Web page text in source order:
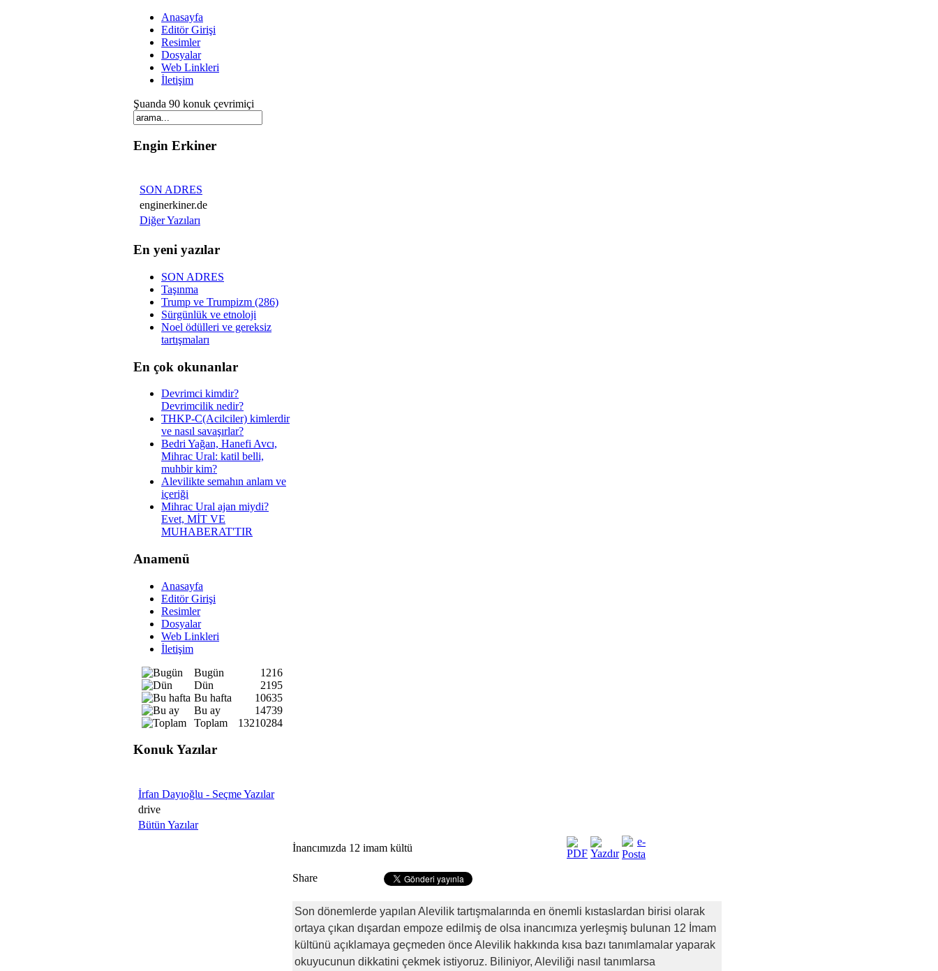
Anasayfa
Editör Girişi
Resimler
Dosyalar
Web Linkleri
İletişim
Şuanda 90 konuk çevrimiçi
Engin Erkiner
SON ADRES
enginerkiner.de
Diğer Yazıları
En yeni yazılar
SON ADRES
Taşınma
Trump ve Trumpizm (286)
Sürgünlük ve etnoloji
Noel ödülleri ve gereksiz
tartışmaları
En çok okunanlar
Devrimci kimdir?
Devrimcilik nedir?
THKP-C(Acilciler) kimlerdir
ve nasıl savaşırlar?
Bedri Yağan, Hanefi Avcı,
Mihrac Ural: katil belli,
muhbir kim?
Alevilikte semahın anlam ve
içeriği
Mihrac Ural ajan miydi?
Evet, MİT VE
MUHABERAT'TIR
Anamenü
Anasayfa
Editör Girişi
Resimler
Dosyalar
Web Linkleri
İletişim
Bugün
1216
Dün
2195
Bu hafta
10635
Bu ay
14739
Toplam
13210284
Konuk Yazılar
İrfan Dayıoğlu - Seçme Yazılar
drive
Bütün Yazılar
İnancımızda 12 imam kültü
Share
Son dönemlerde yapılan Alevilik tartışmalarında en önemli kıstaslardan birisi olarak
ortaya çıkan dışardan empoze edilmiş de olsa inancımıza yerleşmiş bulunan 12 İmam
kültünü açıklamaya geçmeden önce Alevilik hakkında kısa bazı tanımlamalar yaparak
okuyucunun dikkatini çekmek istiyoruz. Biliniyor, Aleviliği nasıl tanımlarsa